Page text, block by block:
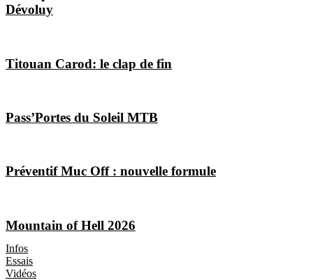
Dévoluy
Titouan Carod: le clap de fin
Pass’Portes du Soleil MTB
Préventif Muc Off : nouvelle formule
Mountain of Hell 2026
Infos
Essais
Vidéos